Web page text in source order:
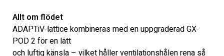
Allt om flödet
ADAPTiV-lattice kombineras med en uppgraderad GX-
POD 2 för en lätt
och luftig känsla – vilket håller ventilationshålen rena så